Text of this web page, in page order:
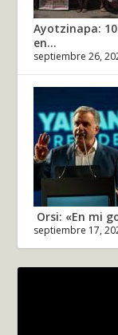
Ayotzinapa:
en...
septiembre 26,
Orsi: «En mi
septiembre 17,